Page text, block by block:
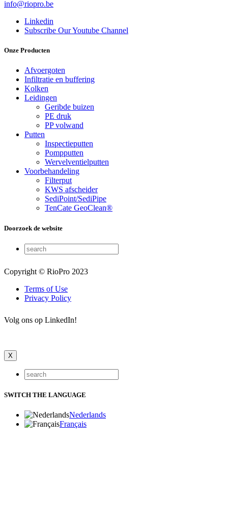
info@riopro.be
Linkedin
Subscribe Our Youtube Channel
Onze Producten
Afvoergoten
Infiltratie en buffering
Kolken
Leidingen
Geribde buizen
PE druk
PP volwand
Putten
Inspectieputten
Pompputten
Wervelventielputten
Voorbehandeling
Filterput
KWS afscheider
SediPoint/SediPipe
TenCate GeoClean®
Doorzoek de website
Copyright © RioPro 2023
Terms of Use
Privacy Policy
Volg ons op LinkedIn!
X
SWITCH THE LANGUAGE
Nederlands
Français